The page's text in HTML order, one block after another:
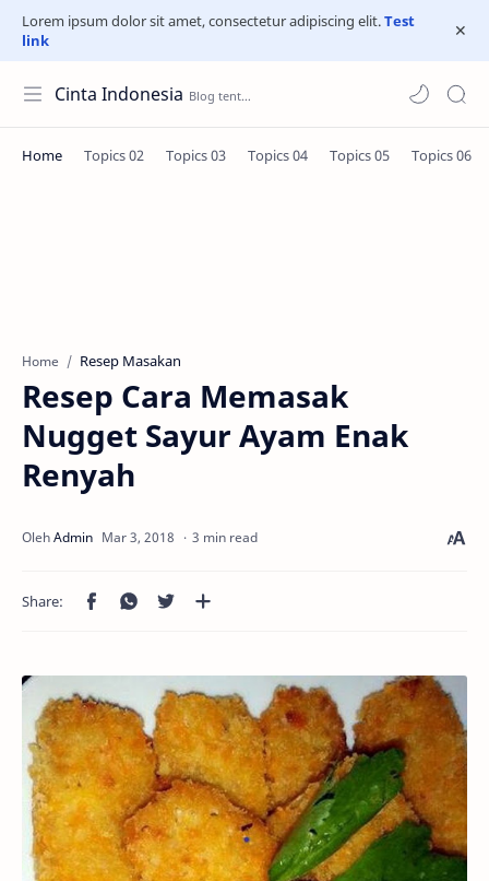
Lorem ipsum dolor sit amet, consectetur adipiscing elit.Test
link
Cinta Indonesia
Home Resep Masakan
Resep Cara Memasak
Nugget Sayur Ayam Enak
Renyah
3 min read